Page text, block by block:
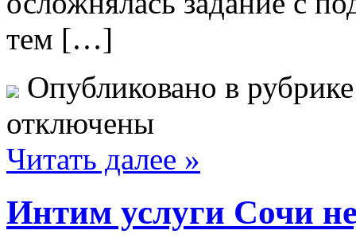
тем […]
Опубликовано в
отключены
Читать далее »
Интим услуги Сочи